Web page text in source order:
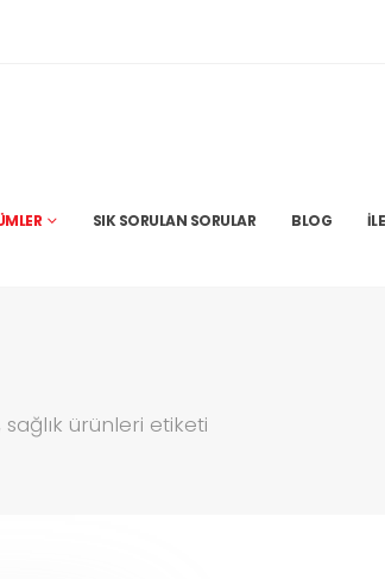
SIK SORULAN SORULAR BLOG
ürünleri etiketi